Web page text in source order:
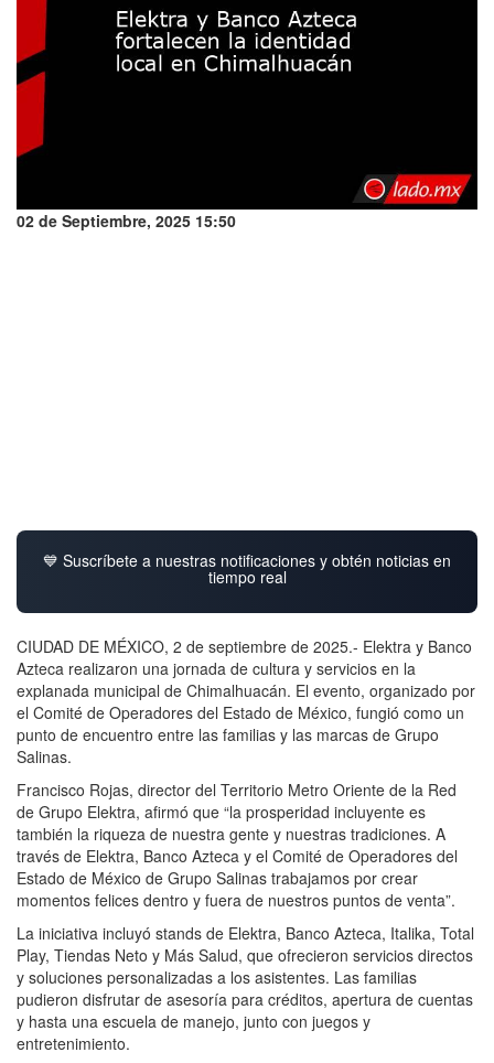
02 de Septiembre, 2025 15:50
💙 Suscríbete a nuestras notificaciones y obtén noticias en
tiempo real
CIUDAD DE MÉXICO, 2 de septiembre de 2025.- Elektra y Banco
Azteca realizaron una jornada de cultura y servicios en la
explanada municipal de Chimalhuacán. El evento, organizado por
el Comité de Operadores del Estado de México, fungió como un
punto de encuentro entre las familias y las marcas de Grupo
Salinas.
Francisco Rojas, director del Territorio Metro Oriente de la Red
de Grupo Elektra, afirmó que “la prosperidad incluyente es
también la riqueza de nuestra gente y nuestras tradiciones. A
través de Elektra, Banco Azteca y el Comité de Operadores del
Estado de México de Grupo Salinas trabajamos por crear
momentos felices dentro y fuera de nuestros puntos de venta”.
La iniciativa incluyó stands de Elektra, Banco Azteca, Italika, Total
Play, Tiendas Neto y Más Salud, que ofrecieron servicios directos
y soluciones personalizadas a los asistentes. Las familias
pudieron disfrutar de asesoría para créditos, apertura de cuentas
y hasta una escuela de manejo, junto con juegos y
entretenimiento.